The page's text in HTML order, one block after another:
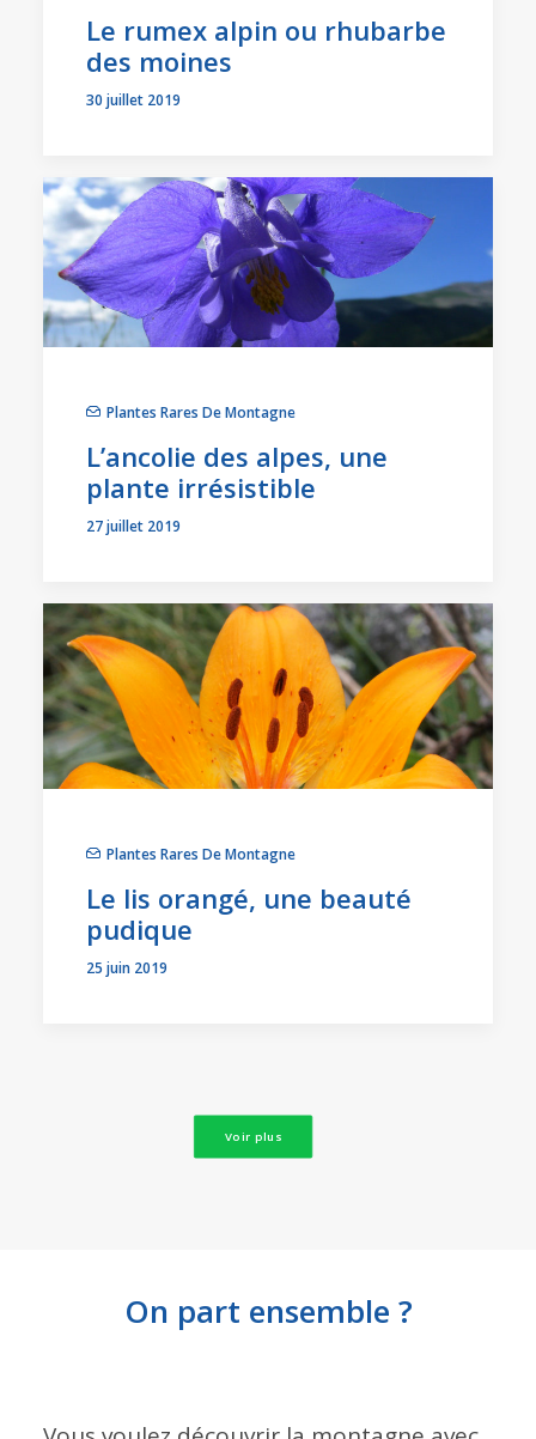
Le rumex alpin ou rhubarbe
des moines
30 juillet 2019
Plantes Rares De Montagne
L’ancolie des alpes, une
plante irrésistible
27 juillet 2019
Plantes Rares De Montagne
Le lis orangé, une beauté
pudique
25 juin 2019
Voir plus
On part ensemble ?